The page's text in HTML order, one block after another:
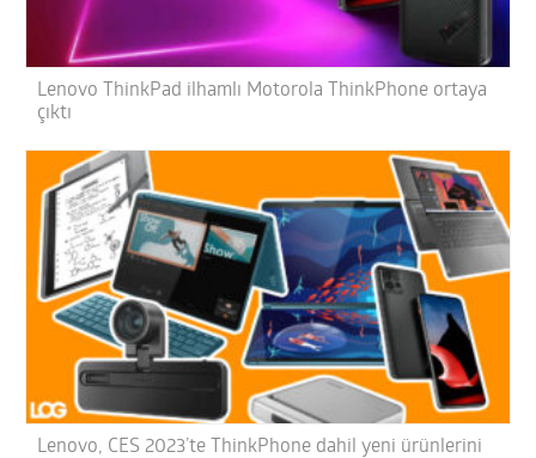
Lenovo ThinkPad ilhamlı Motorola ThinkPhone ortaya
çıktı
Lenovo, CES 2023’te ThinkPhone dahil yeni ürünlerini